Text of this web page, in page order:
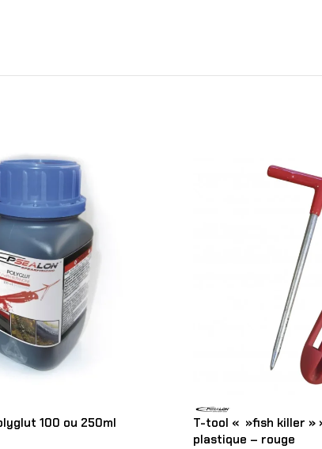
100 ou 250ml
T-tool « »fish killer »
plastique – rouge